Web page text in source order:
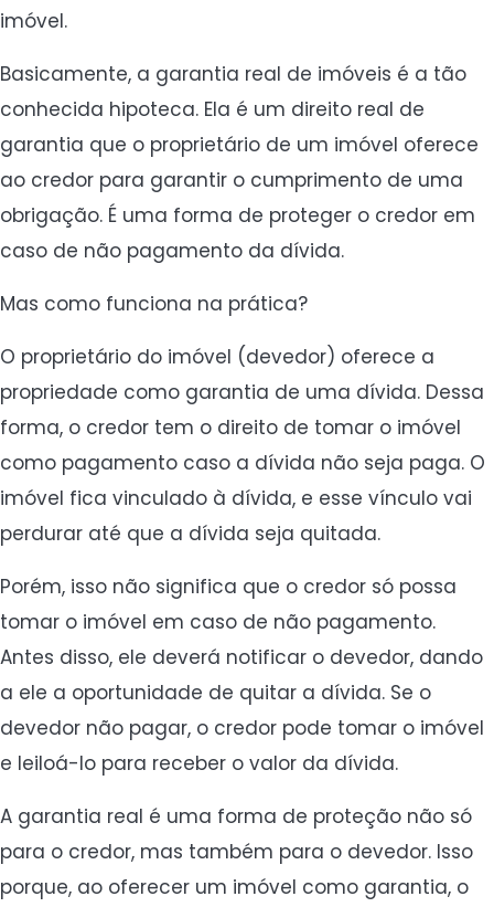
imóvel.
Basicamente, a garantia real de imóveis é a tão
conhecida hipoteca. Ela é um direito real de
garantia que o proprietário de um imóvel oferece
ao credor para garantir o cumprimento de uma
obrigação. É uma forma de proteger o credor em
caso de não pagamento da dívida.
Mas como funciona na prática?
O proprietário do imóvel (devedor) oferece a
propriedade como garantia de uma dívida. Dessa
forma, o credor tem o direito de tomar o imóvel
como pagamento caso a dívida não seja paga. O
imóvel fica vinculado à dívida, e esse vínculo vai
perdurar até que a dívida seja quitada.
Porém, isso não significa que o credor só possa
tomar o imóvel em caso de não pagamento.
Antes disso, ele deverá notificar o devedor, dando
a ele a oportunidade de quitar a dívida. Se o
devedor não pagar, o credor pode tomar o imóvel
e leiloá-lo para receber o valor da dívida.
A garantia real é uma forma de proteção não só
para o credor, mas também para o devedor. Isso
porque, ao oferecer um imóvel como garantia, o